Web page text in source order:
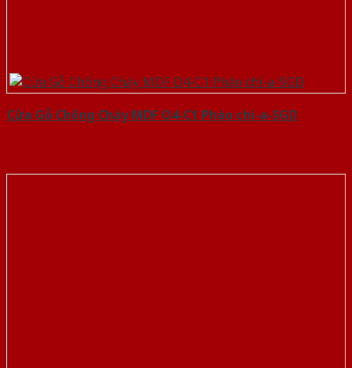
Cửa Gỗ Chống Cháy MDF O4-C1 Phào chi-a-SGD